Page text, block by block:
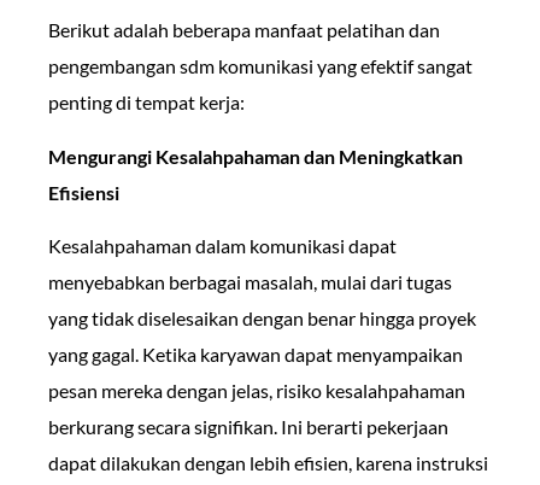
Berikut adalah beberapa manfaat pelatihan dan
pengembangan sdm komunikasi yang efektif sangat
penting di tempat kerja:
Mengurangi Kesalahpahaman dan Meningkatkan
Efisiensi
Kesalahpahaman dalam komunikasi dapat
menyebabkan berbagai masalah, mulai dari tugas
yang tidak diselesaikan dengan benar hingga proyek
yang gagal. Ketika karyawan dapat menyampaikan
pesan mereka dengan jelas, risiko kesalahpahaman
berkurang secara signifikan. Ini berarti pekerjaan
dapat dilakukan dengan lebih efisien, karena instruksi